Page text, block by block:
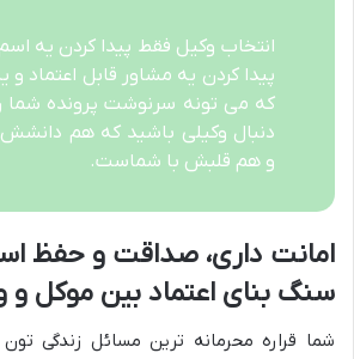
انتخاب وکیل فقط پیدا کردن یه
پیدا کردن یه مشاور قابل اعتماد و
که می تونه سرنوشت پرونده شما
دنبال وکیلی باشید که هم
و هم قلبش با شماست.
امانت داری، صداقت و حفظ
سنگ بنای اعتماد بین موکل و
شما قراره محرمانه ترین مسائل زندگی